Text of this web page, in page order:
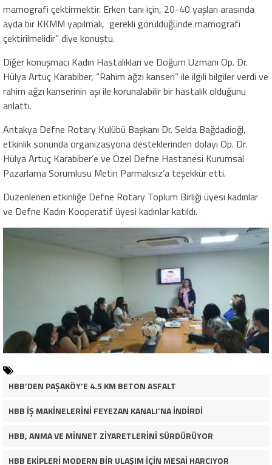
mamografi çektirmektir. Erken tanı için, 20-40 yaşları arasında
ayda bir KKMM yapılmalı, gerekli görüldüğünde mamografi
çektirilmelidir” diye konuştu.
Diğer konuşmacı Kadın Hastalıkları ve Doğum Uzmanı Op. Dr.
Hülya Artuç Karabiber, “Rahim ağzı kanseri” ile ilgili bilgiler verdi ve
rahim ağzı kanserinin aşı ile korunalabilir bir hastalık olduğunu
anlattı.
Antakya Defne Rotary Kulübü Başkanı Dr. Selda Bağdadioğl,
etkinlik sonunda organizasyona desteklerinden dolayı Op. Dr.
Hülya Artuç Karabiber’e ve Özel Defne Hastanesi Kurumsal
Pazarlama Sorumlusu Metin Parmaksız’a teşekkür etti.
Düzenlenen etkinliğe Defne Rotary Toplum Birliği üyesi kadınlar
ve Defne Kadın Kooperatif üyesi kadınlar katıldı.
HBB’DEN PAŞAKÖY’E 4.5 KM BETON ASFALT
HBB İŞ MAKİNELERİNİ FEYEZAN KANALI’NA İNDİRDİ
HBB, ANMA VE MİNNET ZİYARETLERİNİ SÜRDÜRÜYOR
HBB EKİPLERİ MODERN BİR ULAŞIM İÇİN MESAİ HARCIYOR